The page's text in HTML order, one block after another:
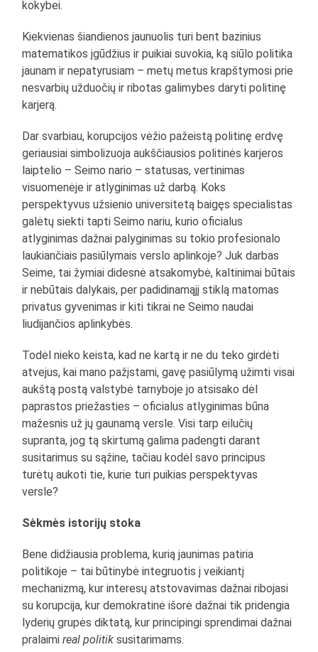
kokybei.
Kiekvienas šiandienos jaunuolis turi bent bazinius
matematikos įgūdžius ir puikiai suvokia, ką siūlo politika
jaunam ir nepatyrusiam – metų metus krapštymosi prie
nesvarbių užduočių ir ribotas galimybes daryti politinę
karjerą.
Dar svarbiau, korupcijos vėžio pažeistą politinę erdvę
geriausiai simbolizuoja aukščiausios politinės karjeros
laiptelio – Seimo nario – statusas, vertinimas
visuomenėje ir atlyginimas už darbą. Koks
perspektyvus užsienio universitetą baigęs specialistas
galėtų siekti tapti Seimo nariu, kurio oficialus
atlyginimas dažnai palyginimas su tokio profesionalo
laukiančiais pasiūlymais verslo aplinkoje? Juk darbas
Seime, tai žymiai didesnė atsakomybė, kaltinimai būtais
ir nebūtais dalykais, per padidinamąjį stiklą matomas
privatus gyvenimas ir kiti tikrai ne Seimo naudai
liudijančios aplinkybės.
Todėl nieko keista, kad ne kartą ir ne du teko girdėti
atvejus, kai mano pažįstami, gavę pasiūlymą užimti visai
aukštą postą valstybė tarnyboje jo atsisako dėl
paprastos priežasties – oficialus atlyginimas būna
mažesnis už jų gaunamą versle. Visi tarp eilučių
supranta, jog tą skirtumą galima padengti darant
susitarimus su sąžine, tačiau kodėl savo principus
turėtų aukoti tie, kurie turi puikias perspektyvas
versle?
Sėkmės istorijų stoka
Bene didžiausia problema, kurią jaunimas patiria
politikoje – tai būtinybė integruotis į veikiantį
mechanizmą, kur interesų atstovavimas dažnai ribojasi
su korupcija, kur demokratinė išorė dažnai tik pridengia
lyderių grupės diktatą, kur principingi sprendimai dažnai
pralaimireal politik susitarimams.